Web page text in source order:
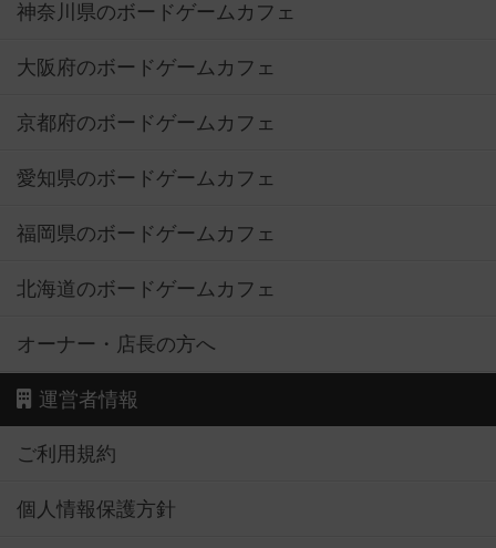
神奈川県のボードゲームカフェ
大阪府のボードゲームカフェ
京都府のボードゲームカフェ
愛知県のボードゲームカフェ
福岡県のボードゲームカフェ
北海道のボードゲームカフェ
オーナー・店長の方へ
運営者情報
ご利用規約
個人情報保護方針